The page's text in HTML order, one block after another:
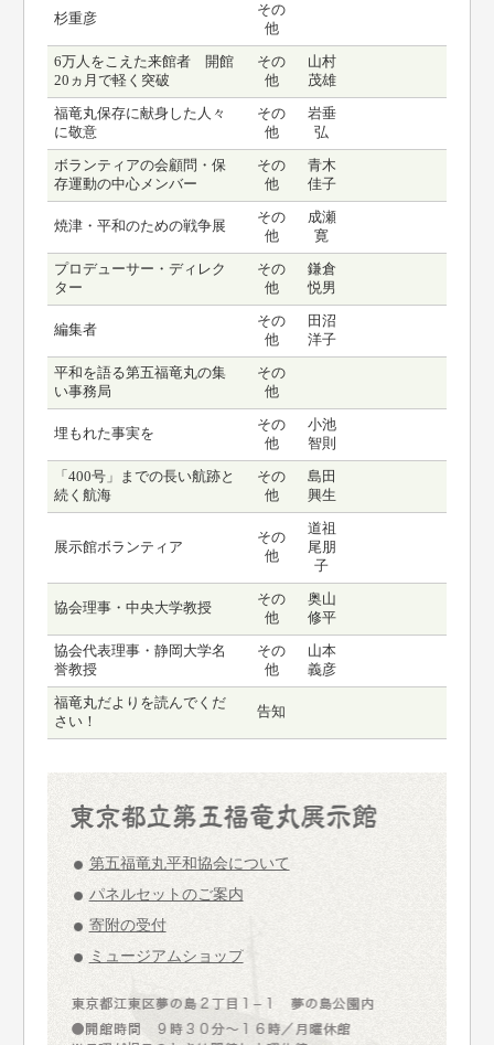
杉重彦
その
他
6万人をこえた来館者 開館
20ヵ月で軽く突破
その
他
山村
茂雄
福竜丸保存に献身した人々
に敬意
その
他
岩垂
弘
ボランティアの会顧問・保
存運動の中心メンバー
その
他
青木
佳子
焼津・平和のための戦争展
その
他
成瀬
寛
プロデューサー・ディレク
ター
その
他
鎌倉
悦男
編集者
その
他
田沼
洋子
平和を語る第五福竜丸の集
い事務局
その
他
埋もれた事実を
その
他
小池
智則
「400号」までの長い航跡と
続く航海
その
他
島田
興生
展示館ボランティア
その
他
道祖
尾朋
子
協会理事・中央大学教授
その
他
奥山
修平
協会代表理事・静岡大学名
誉教授
その
他
山本
義彦
福竜丸だよりを読んでくだ
さい！
告知
第五福竜丸平和協会について
パネルセットのご案内
寄附の受付
ミュージアムショップ